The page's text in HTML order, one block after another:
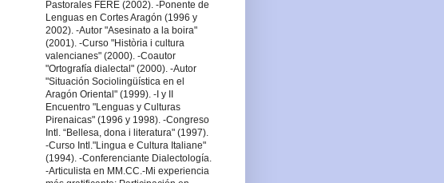
Pastorales FERE (2002). -Ponente de
Lenguas en Cortes Aragón (1996 y
2002). -Autor "Asesinato a la boira"
(2001). -Curso "Història i cultura
valencianes" (2000). -Coautor
"Ortografía dialectal" (2000). -Autor
"Situación Sociolingüística en el
Aragón Oriental" (1999). -I y II
Encuentro "Lenguas y Culturas
Pirenaicas" (1996 y 1998). -Congreso
Intl. “Bellesa, dona i literatura" (1997).
-Curso Intl."Lingua e Cultura Italiane"
(1994). -Conferenciante Dialectología.
-Articulista en MM.CC.-Mi experiencia